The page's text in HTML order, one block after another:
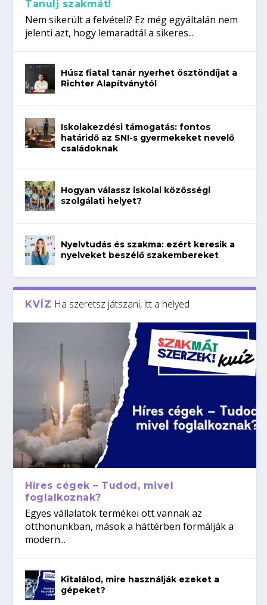
Tanulj szakmát!
Nem sikerült a felvételi? Ez még egyáltalán nem
jelenti azt, hogy lemaradtál a sikeres...
Húsz fiatal tanár nyerhet ösztöndíjat a
Richter Alapítványtól
Iskolakezdési támogatás: fontos
határidő az SNI-s gyermekeket nevelő
családoknak
Hogyan válassz iskolai közösségi
szolgálati helyet?
Nyelvtudás és szakma: ezért keresik a
nyelveket beszélő szakembereket
KVÍZ Ha szeretsz játszani, itt a helyed
Híres cégek – Tudod, mivel
foglalkoznak?
Egyes vállalatok termékei ott vannak az
otthonunkban, mások a háttérben formálják a
modern...
Kitalálod, mire használják ezeket a
gépeket?